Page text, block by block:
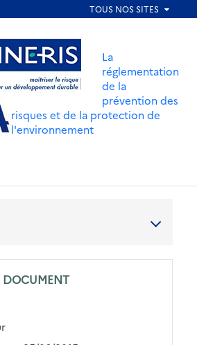
Aller au menu
La
réglementation
de la
prévention des
risques et de la protection de
l'environnement
DOCUMENT